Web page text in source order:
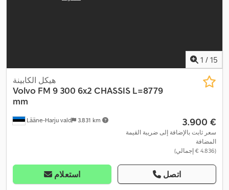
1 / 15
Lääne-Harju vald 3.831 km
هيكل الكابينة
Volvo FM 9 300 6x2 CHASSIS L=8779
mm
‏3.900 €
سعر ثابت بالإضافة إلى ضريبة القيمة
المضافة
(‏4.836 € إجمالي)
استعلام اتصل